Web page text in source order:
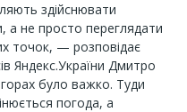
здійснювати
а не просто переглядати
точок, — розповідає
Яндекс.України Дмитро
було важко. Туди
погода, а